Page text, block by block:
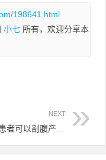
198641.html
小七 所有，欢迎分享本
NEXT: